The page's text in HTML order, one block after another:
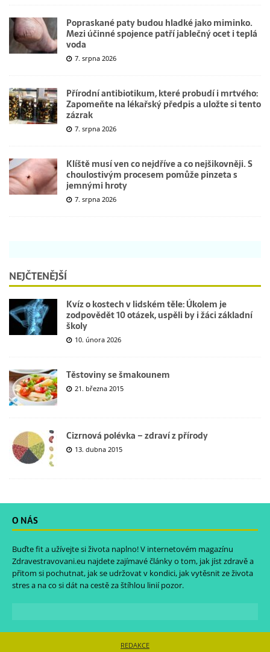
Popraskané paty budou hladké jako miminko.
Mezi účinné spojence patří jablečný ocet i teplá
voda
7. srpna 2026
Přírodní antibiotikum, které probudí i mrtvého:
Zapomeňte na lékařský předpis a uložte si tento
zázrak
7. srpna 2026
Klíště musí ven co nejdříve a co nejšikovněji. S
choulostivým procesem pomůže pinzeta s
jemnými hroty
7. srpna 2026
NEJČTENĚJŠÍ
Kvíz o kostech v lidském těle: Úkolem je
zodpovědět 10 otázek, uspěli by i žáci základní
školy
10. února 2026
Těstoviny se šmakounem
21. března 2015
Cizrnová polévka – zdraví z přírody
13. dubna 2015
O NÁS
Buďte fit a užívejte si života naplno! V internetovém magazínu
Zdravestravovani.eu najdete zajímavé články o tom, jak jíst zdravě a
přitom si pochutnat, jak se udržovat v kondici, jak vytěsnit ze života
stres a na co si dát na cestě za štíhlou linií pozor.
REDAKCE